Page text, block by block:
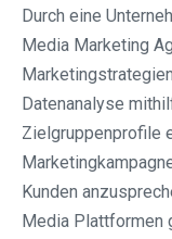
Durch eine
Media Marketing
Datenanalyse
Zielgruppenprofile
Kunden
Media Plattformen